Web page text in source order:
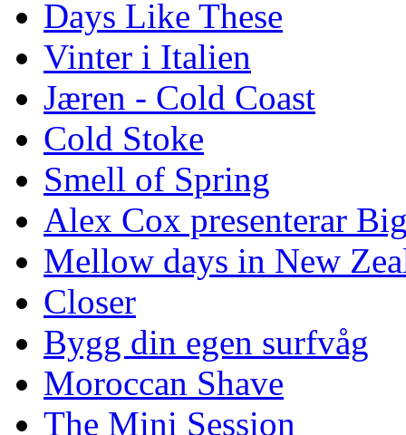
Days Like These
Vinter i Italien
Jæren - Cold Coast
Cold Stoke
Smell of Spring
Alex Cox presenterar
Mellow days in New
Closer
Bygg din egen surfvåg
Moroccan Shave
The Mini Session